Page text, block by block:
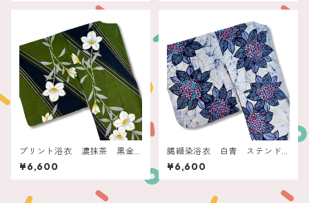
プリント浴衣 濃抹茶 黒金
ラインに白花
¥6,600
臈纈染浴衣 白青 ステンド
グラス紫陽花
¥6,600